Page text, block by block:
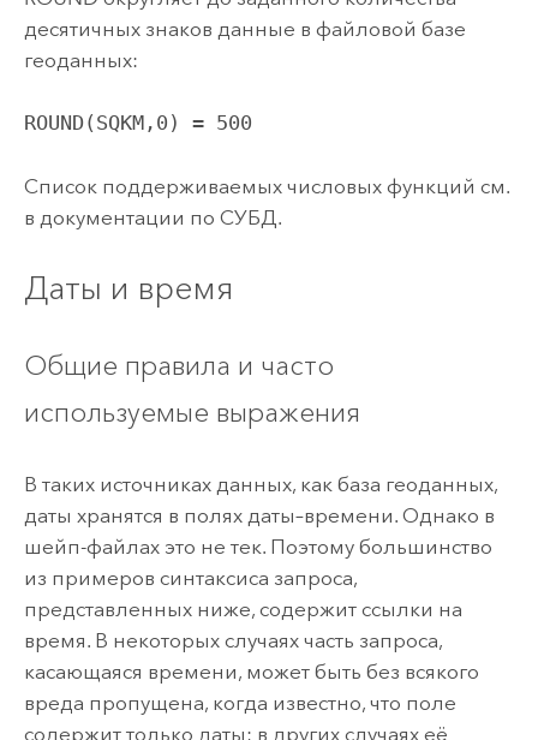
десятичных знаков данные в файловой базе
геоданных:
ROUND(SQKM,0) = 500
Список поддерживаемых числовых функций см.
в документации по СУБД.
Даты и время
Общие правила и часто
используемые выражения
В таких источниках данных, как база геоданных,
даты хранятся в полях даты–времени. Однако в
шейп-файлах это не тек. Поэтому большинство
из примеров синтаксиса запроса,
представленных ниже, содержит ссылки на
время. В некоторых случаях часть запроса,
касающаяся времени, может быть без всякого
вреда пропущена, когда известно, что поле
содержит только даты; в других случаях её